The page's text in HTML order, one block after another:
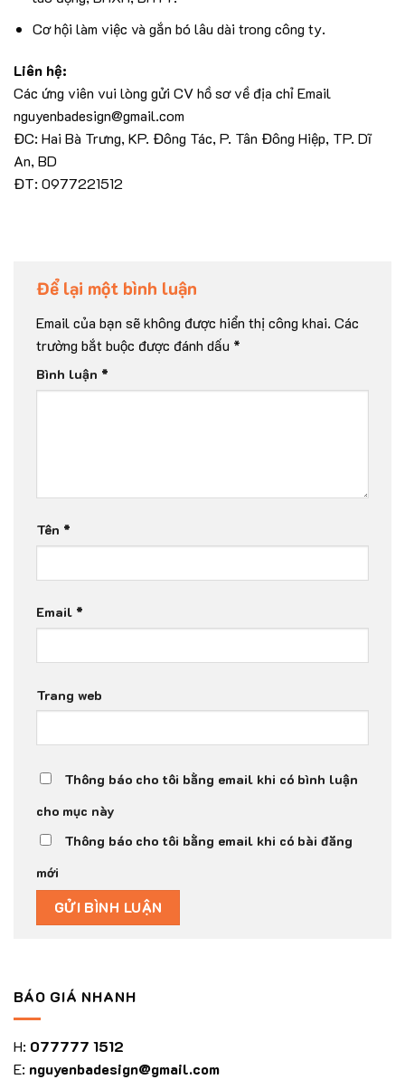
Cơ hội làm việc và gắn bó lâu dài trong công ty.
Liên hệ:
Các ứng viên vui lòng gửi CV hồ sơ về địa chỉ Email
nguyenbadesign@gmail.com
ĐC: Hai Bà Trưng, KP. Đông Tác, P. Tân Đông Hiệp, TP. Dĩ
An, BD
ĐT: 0977221512
Để lại một bình luận
Email của bạn sẽ không được hiển thị công khai. Các
trường bắt buộc được đánh dấu *
Bình luận *
Tên *
Email *
Trang web
Thông báo cho tôi bằng email khi có bình luận
cho mục này
Thông báo cho tôi bằng email khi có bài đăng
mới
BÁO GIÁ NHANH
H: 077777 1512
E: nguyenbadesign@gmail.com